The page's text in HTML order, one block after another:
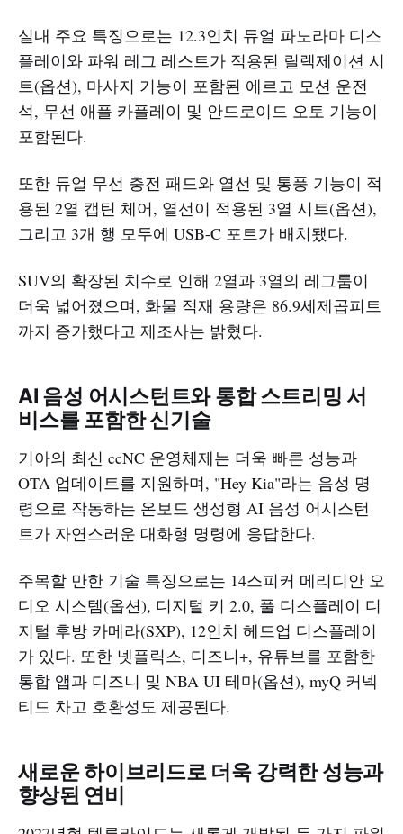
실내 주요 특징으로는 12.3인치 듀얼 파노라마 디스
플레이와 파워 레그 레스트가 적용된 릴렉제이션 시
트(옵션), 마사지 기능이 포함된 에르고 모션 운전
석, 무선 애플 카플레이 및 안드로이드 오토 기능이
포함된다.
또한 듀얼 무선 충전 패드와 열선 및 통풍 기능이 적
용된 2열 캡틴 체어, 열선이 적용된 3열 시트(옵션),
그리고 3개 행 모두에 USB-C 포트가 배치됐다.
SUV의 확장된 치수로 인해 2열과 3열의 레그룸이
더욱 넓어졌으며, 화물 적재 용량은 86.9세제곱피트
까지 증가했다고 제조사는 밝혔다.
AI 음성 어시스턴트와 통합 스트리밍 서
비스를 포함한 신기술
기아의 최신 ccNC 운영체제는 더욱 빠른 성능과
OTA 업데이트를 지원하며, "Hey Kia"라는 음성 명
령으로 작동하는 온보드 생성형 AI 음성 어시스턴
트가 자연스러운 대화형 명령에 응답한다.
주목할 만한 기술 특징으로는 14스피커 메리디안 오
디오 시스템(옵션), 디지털 키 2.0, 풀 디스플레이 디
지털 후방 카메라(SXP), 12인치 헤드업 디스플레이
가 있다. 또한 넷플릭스, 디즈니+, 유튜브를 포함한
통합 앱과 디즈니 및 NBA UI 테마(옵션), myQ 커넥
티드 차고 호환성도 제공된다.
새로운 하이브리드로 더욱 강력한 성능과
향상된 연비